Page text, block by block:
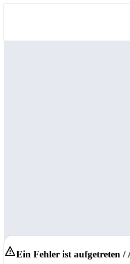
Ein Fehler ist aufgetreten /